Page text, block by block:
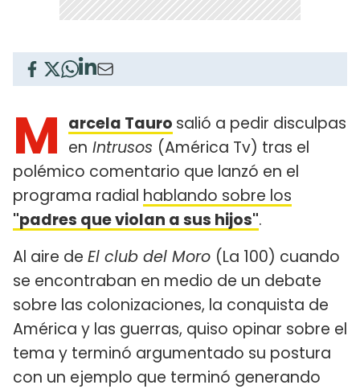
M arcela Tauro salió a pedir disculpas
en Intrusos (América Tv) tras el
polémico comentario que lanzó en el
programa radial hablando sobre los
"padres que violan a sus hijos".
Al aire de El club del Moro (La 100) cuando
se encontraban en medio de un debate
sobre las colonizaciones, la conquista de
América y las guerras, quiso opinar sobre el
tema y terminó argumentado su postura
con un ejemplo que terminó generando